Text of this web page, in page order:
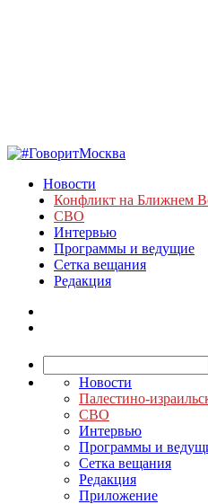
Новости
Конфликт на Ближнем
СВО
Интервью
Программы и ведущие
Сетка вещания
Редакция
Новости
Палестино-
СВО
Интервью
Программы и
Сетка вещания
Редакция
Приложение